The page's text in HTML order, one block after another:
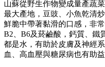
山蘇從野生作物變成量產蔬
最大產地，豆豉、小魚乾清
鮮脆中帶著黏滑的口感，非
B2、B6及菸鹼酸，鈣質、鐵
都是水，有助於皮膚及神經
血、高血壓與糖尿病也有助益